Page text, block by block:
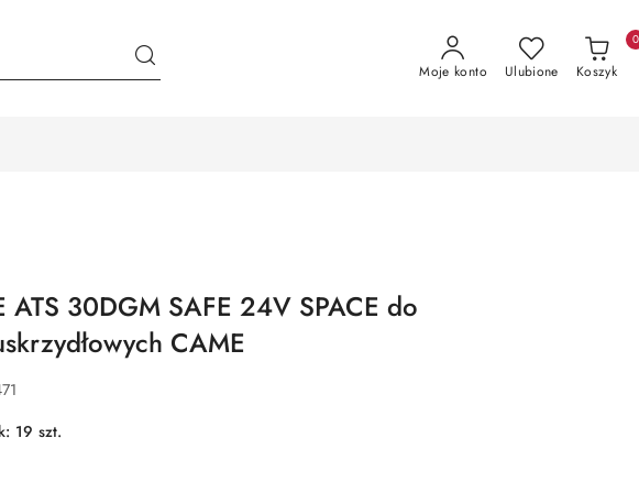
Moje konto Ulubione Koszyk
0
ATS 30DGM SAFE 24V SPACE do
CAME
19 szt.